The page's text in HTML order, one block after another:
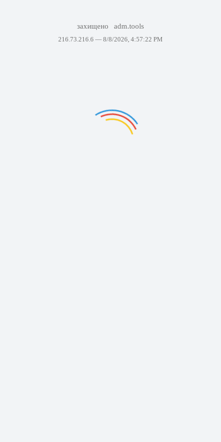
захищено adm.tools
216.73.216.6 — 8/8/2026, 4:57:22 PM